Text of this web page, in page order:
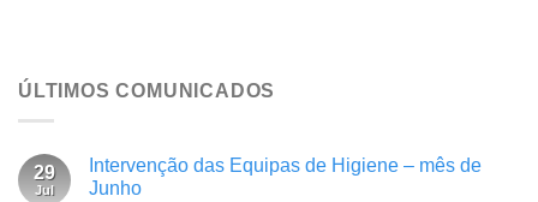
ÚLTIMOS COMUNICADOS
29
Jul
Intervenção das Equipas de Higiene – mês de
Junho